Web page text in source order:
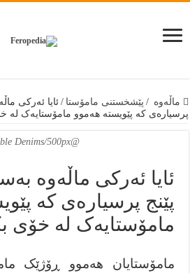
ماڵەوە / پێشخستنى مامۆستا / ئایا ئەركی
پرسیارەی کە پێویستە هەموو مامۆستایەک لە
@Gable Denims/500px
ئایا ئەركی ماڵەوە
پێنج پرسیارەی کە
مامۆستایەک لە خۆی
مامۆستایان هەموو ڕۆژێک